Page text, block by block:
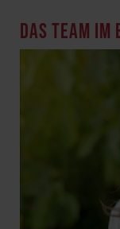
DAS TEAM IM